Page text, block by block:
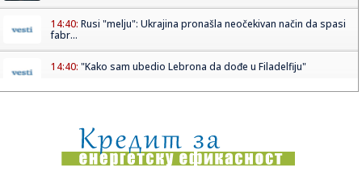
14:40: Rusi "melju": Ukrajina pronašla neočekivan način da spasi
fabr...
14:40: "Kako sam ubedio Lebrona da dođe u Filadelfiju"
14:38:Savić pred Radnik: Nema lakih utakmica, želimo da
pokažemo na...